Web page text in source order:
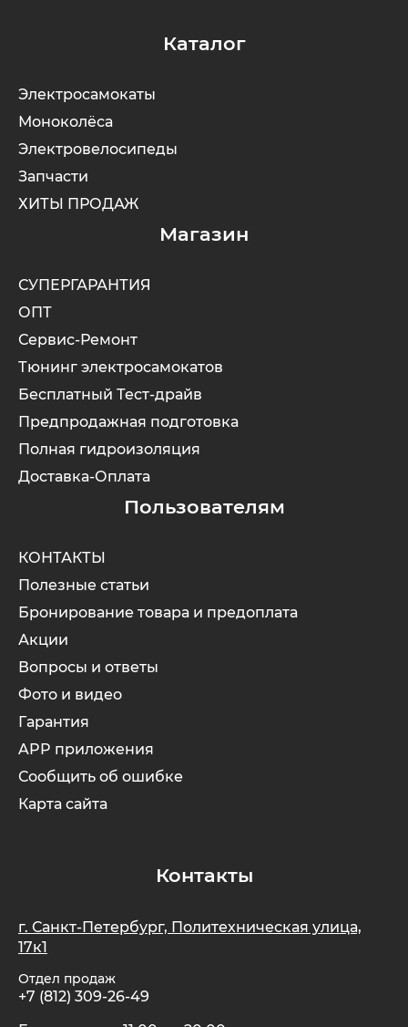
Каталог
Электросамокаты
Моноколёса
Электровелосипеды
Запчасти
ХИТЫ ПРОДАЖ
Магазин
СУПЕРГАРАНТИЯ
ОПТ
Сервис-Ремонт
Тюнинг электросамокатов
Бесплатный Тест-драйв
Предпродажная подготовка
Полная гидроизоляция
Доставка-Оплата
Пользователям
КОНТАКТЫ
Полезные статьи
Бронирование товара и предоплата
Акции
Вопросы и ответы
Фото и видео
Гарантия
APP приложения
Сообщить об ошибке
Карта сайта
Контакты
г. Санкт-Петербург, Политехническая улица,
17к1
Отдел продаж
+7 (812) 309-26-49